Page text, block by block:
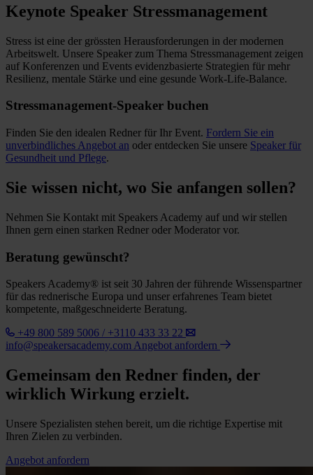
Keynote Speaker Stressmanagement
Stress ist eine der grössten Herausforderungen in der modernen
Arbeitswelt. Unsere Speaker zum Thema Stressmanagement zeigen
auf Konferenzen und Events evidenzbasierte Strategien für mehr
Resilienz, mentale Stärke und eine gesunde Work-Life-Balance.
Stressmanagement-Speaker buchen
Finden Sie den idealen Redner für Ihr Event. Fordern Sie ein
unverbindliches Angebot an oder entdecken Sie unsere Speaker für
Gesundheit und Pflege.
Sie wissen nicht, wo Sie anfangen sollen?
Nehmen Sie Kontakt mit Speakers Academy auf und wir stellen
Ihnen gern einen starken Redner oder Moderator vor.
Beratung gewünscht?
Speakers Academy® ist seit 30 Jahren der führende Wissenspartner
für das rednerische Europa und unser erfahrenes Team bietet
kompetente, maßgeschneiderte Beratung.
+49 800 589 5006 / +3110 433 33 22
info@speakersacademy.com Angebot anfordern
Gemeinsam den Redner finden, der
wirklich Wirkung erzielt.
Unsere Spezialisten stehen bereit, um die richtige Expertise mit
Ihren Zielen zu verbinden.
Angebot anfordern